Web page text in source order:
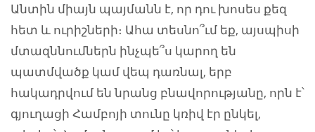
Անտին միայն պայմանն է, որ դու խոսես քեզ
հետ և ուրիշների։ Ահա տեսնո՞ւմ եք, այսպիսի
մտազննումներն ինչպե՞ս կարող են
պատմվածք կամ վեպ դառնալ, երբ
հակադրվում են նրանց բնավորությանը, որն է՝
գյուղացի Համբոյի տունը կռիվ էր ընկել,